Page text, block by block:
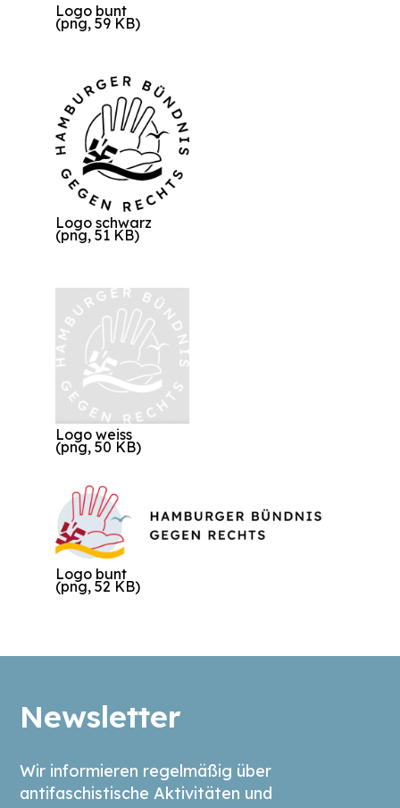
Logo bunt
(png, 59 KB)
Logo schwarz
(png, 51 KB)
Logo weiss
(png, 50 KB)
Logo bunt
(png, 52 KB)
Newsletter
Wir informieren regelmäßig über
antifaschistische Aktivitäten und